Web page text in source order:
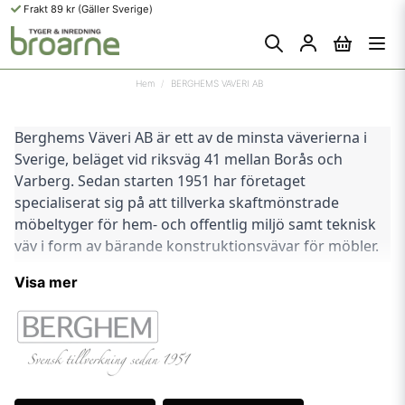
Frakt 89 kr (Gäller Sverige)
Hem BERGHEMS VAVERI AB
Berghems Väveri AB är ett av de minsta väverierna i
Sverige, beläget vid riksväg 41 mellan Borås och
Varberg. Sedan starten 1951 har företaget
specialiserat sig på att tillverka skaftmönstrade
möbeltyger för hem- och offentlig miljö samt teknisk
väv i form av bärande konstruktionsvävar för möbler.
produktionsanläggning där all produktion sker in-
house av en personalstyrka på åtta personer.
Väveriet grundades av Kurt Ericsson som startade
tillverkning av möbeltyg på en gammal vävstol med
träjacquard. Under årens lopp har företaget
Visa mer